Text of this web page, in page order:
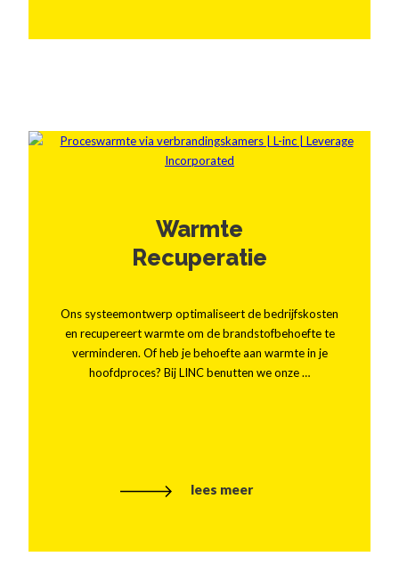
Warmte
Recuperatie
Ons systeemontwerp optimaliseert de bedrijfskosten
en recupereert warmte om de brandstofbehoefte te
verminderen. Of heb je behoefte aan warmte in je
hoofdproces? Bij LINC benutten we onze …
lees meer